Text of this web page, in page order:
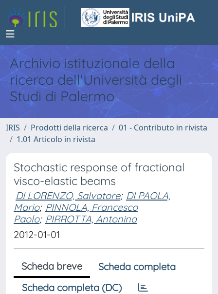
Archivio istituzionale della
ricerca dell'Università degli
Studi di Palermo
IRIS Prodotti della ricerca
01 - Contributo in rivista
1.01 Articolo in rivista
Stochastic response of fractional
visco-elastic beams
DI LORENZO, Salvatore; DI PAOLA,
Mario; PINNOLA, Francesco
Paolo; PIRROTTA, Antonina
2012-01-01
Scheda breve
Scheda completa
Scheda completa (DC)